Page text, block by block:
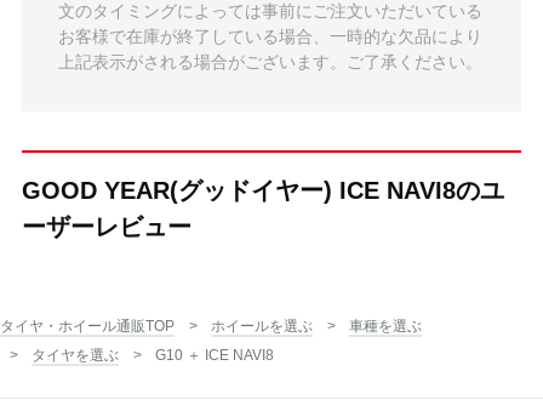
文のタイミングによっては事前にご注文いただいている
お客様で在庫が終了している場合、一時的な欠品により
上記表示がされる場合がございます。ご了承ください。
GOOD YEAR(グッドイヤー) ICE NAVI8のユ
ーザーレビュー
タイヤ・ホイール通販TOP ホイールを選ぶ
車種を選ぶ
タイヤを選ぶ
G10 ＋ ICE NAVI8